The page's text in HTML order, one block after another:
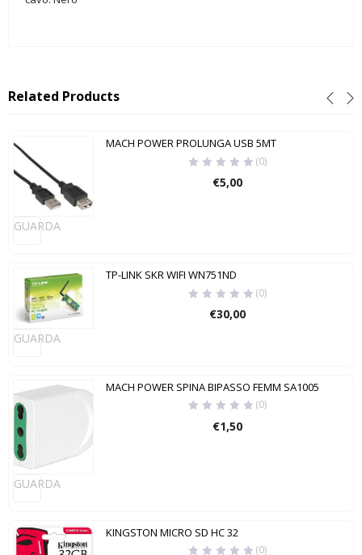
Related Products
GUARDA
MACH POWER PROLUNGA USB 5MT
(0)
€5,00
GUARDA
TP-LINK SKR WIFI WN751ND
(0)
€30,00
GUARDA
MACH POWER SPINA BIPASSO FEMM SA1005
(0)
€1,50
KINGSTON MICRO SD HC 32
(0)